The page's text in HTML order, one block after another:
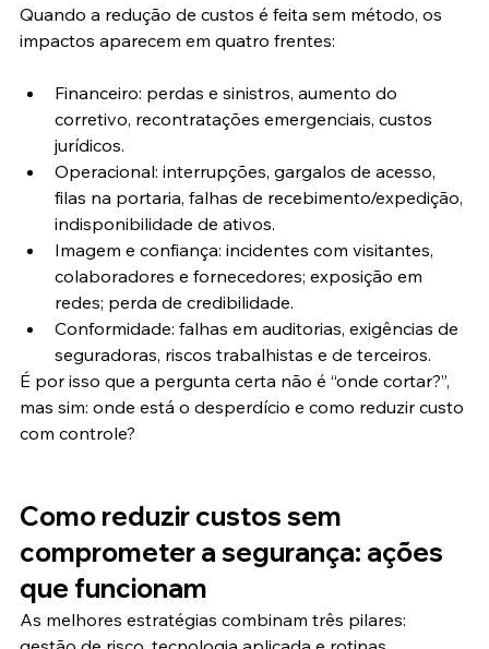
Quando a redução de custos é feita sem método, os
impactos aparecem em quatro frentes:
Financeiro: perdas e sinistros, aumento do
corretivo, recontratações emergenciais, custos
jurídicos.
Operacional: interrupções, gargalos de acesso,
filas na portaria, falhas de recebimento/expedição,
indisponibilidade de ativos.
Imagem e confiança: incidentes com visitantes,
colaboradores e fornecedores; exposição em
redes; perda de credibilidade.
Conformidade: falhas em auditorias, exigências de
seguradoras, riscos trabalhistas e de terceiros.
É por isso que a pergunta certa não é “onde cortar?”,
mas sim: onde está o desperdício e como reduzir custo
com controle?
Como reduzir custos sem
comprometer a segurança: ações
que funcionam
As melhores estratégias combinam três pilares: